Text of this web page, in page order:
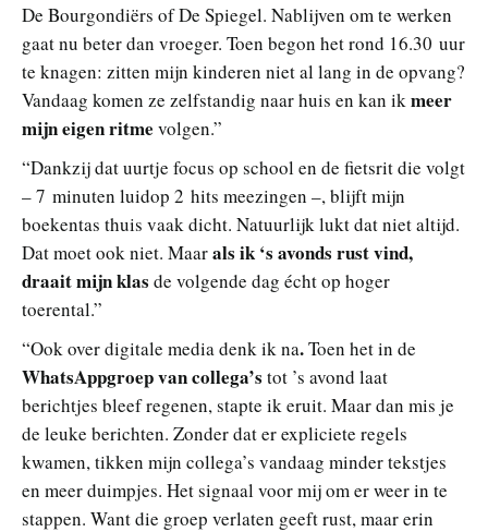
De Bourgondiërs of De Spiegel. Nablijven om te werken
gaat nu beter dan vroeger. Toen begon het rond 16.30 uur
te knagen: zitten mijn kinderen niet al lang in de opvang?
Vandaag komen ze zelfstandig naar huis en kan ik meer
mijn eigen ritme volgen.”
“Dankzij dat uurtje focus op school en de fietsrit die volgt
– 7 minuten luidop 2 hits meezingen –, blijft mijn
boekentas thuis vaak dicht. Natuurlijk lukt dat niet altijd.
Dat moet ook niet. Maarals ik ‘s avonds rust vind,
draait mijn klas de volgende dag écht op hoger
toerental.”
“Ook over digitale media denk ik na.Toen het in de
WhatsAppgroep van collega’s tot ’s avond laat
berichtjes bleef regenen, stapte ik eruit. Maar dan mis je
de leuke berichten. Zonder dat er expliciete regels
kwamen, tikken mijn collega’s vandaag minder tekstjes
en meer duimpjes. Het signaal voor mij om er weer in te
stappen. Want die groep verlaten geeft rust, maar erin